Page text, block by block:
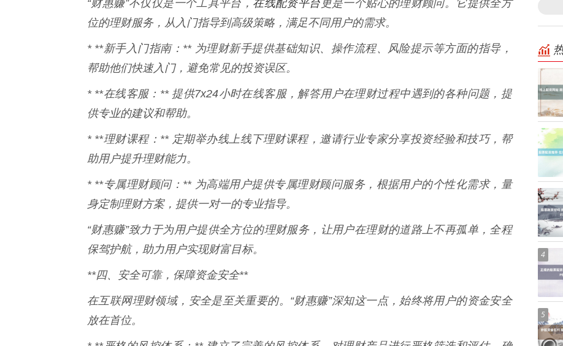
“财惠赚”不仅仅是一个工具平台，
更是一个贴心的理财顾问。它提供全方
位的理财服务，从入门指导到高级策略，满足不同用户的需求。
* **新手入门指南：** 为理财新手提供基础知识、操作流程、风险提示等方面的指导，
帮助他们快速入门，避免常见的投资误区。
* **在线客服：** 提供7x24小时在线客服，解答用户在理财过程中遇到的各种问题，提
供专业的建议和帮助。
* **理财课程：** 定期举办线上线下理财课程，邀请行业专家分享投资经验和技巧，帮
助用户提升理财能力。
* **专属理财顾问：** 为高端用户提供专属理财顾问服务，根据用户的个性化需求，量
身定制理财方案，提供一对一的专业指导。
“财惠赚”致力于为用户提供全方位的理财服务，让用户在理财的道路上不再孤单，全程
保驾护航，助力用户实现财富目标。
**四、安全可靠，保障资金安全**
在互联网理财领域，安全是至关重要的。“财惠赚”深知这一点，始终将用户的资金安全
放在首位。
4
5